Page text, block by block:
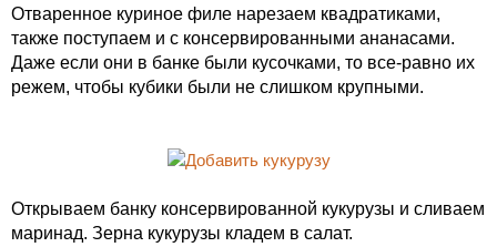
Отваренное куриное филе нарезаем квадратиками,
также поступаем и с консервированными ананасами.
Даже если они в банке были кусочками, то все-равно их
режем, чтобы кубики были не слишком крупными.
Открываем банку консервированной кукурузы и сливаем
маринад. Зерна кукурузы кладем в салат.